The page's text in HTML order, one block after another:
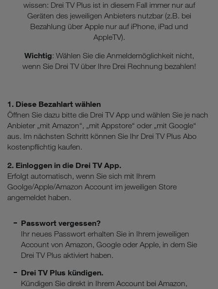
wissen: Drei TV Plus ist in diesem Fall immer nur auf
Geräten des jeweiligen Anbieters nutzbar (z.B. bei
Bezahlung über Apple nur auf iPhone, iPad und
AppleTV).
Wichtig: Wählen Sie die Anmeldemöglichkeit nicht,
wenn Sie Drei TV über Ihre Drei Rechnung bezahlen!
1. Diese Bezahlart wählen
Öffnen Sie dazu bitte die Drei TV App und wählen Sie je nach
Anbieter „mit Amazon“, „mit Appstore“ oder „mit Google“
aus. Im nächsten Schritt können Sie Ihr Drei TV Plus Abo
kostenpflichtig kaufen.
2. Einloggen in die Drei TV App.
Erfolgt automatisch, wenn Sie sich mit Ihrem
Goolge/Apple/Amazon Account im jeweiligen Store
angemeldet haben.
Passwort vergessen?
Ihr neues Passwort erhalten Sie in Ihrem jeweiligen
Account von Amazon, Google oder Apple, in dem Sie
Drei TV Plus aktiviert haben.
Drei TV Plus kündigen.
Kündigen Sie direkt in Ihrem Account bei Amazon,